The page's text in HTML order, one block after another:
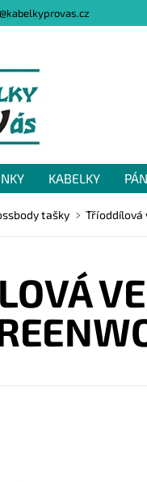
kabelkyprovas.cz
KABELKY
GDPR NAPIŠTE NÁM
tašky Tříoddílová